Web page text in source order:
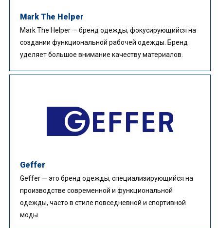
Mark The Helper
Mark The Helper — бренд одежды, фокусирующийся на
создании функциональной рабочей одежды. Бренд
уделяет большое внимание качеству материалов.
Geffer
Geffer — это бренд одежды, специализирующийся на
производстве современной и функциональной
одежды, часто в стиле повседневной и спортивной
моды.